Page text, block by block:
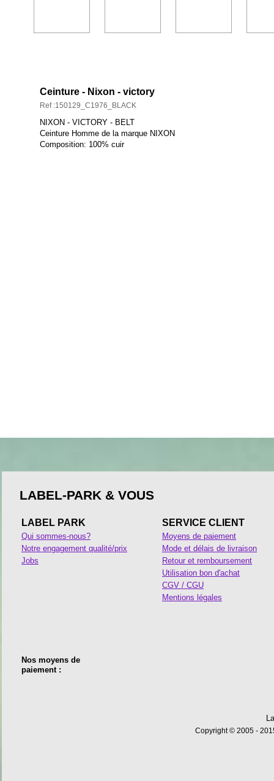
Ceinture - Nixon - victory
Ref :150129_C1976_BLACK
NIXON - VICTORY - BELT
Ceinture Homme de la marque NIXON
Composition: 100% cuir
LABEL-PARK & VOUS
LABEL PARK
Qui sommes-nous?
Notre engagement qualité/prix
Jobs
SERVICE CLIENT
Moyens de paiement
Mode et délais de livraison
Retour et remboursement
Utilisation bon d'achat
CGV / CGU
Mentions légales
Nos moyens de
paiement :
Copyright © 2005 -